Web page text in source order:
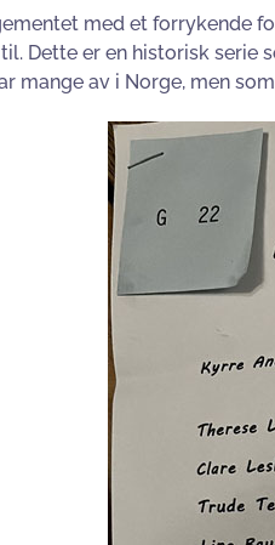
med et forrykende
Dette er en historisk
mange av i Norge, men